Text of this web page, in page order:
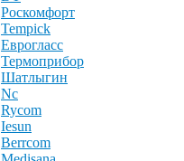
Роскомфорт
Tempick
Еврогласс
Термоприбор
Шатлыгин
Nc
Rycom
Iesun
Berrcom